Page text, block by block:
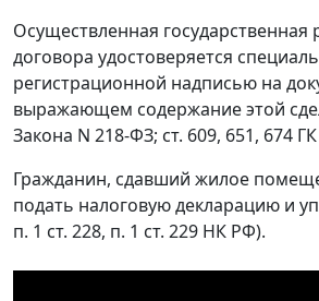
Осуществленная государственная
договора удостоверяется
регистрационной надписью на
выражающем содержание этой
Закона N 218-ФЗ; ст. 609, 651, 674
Гражданин, сдавший жилое
подать налоговую декларацию и
п. 1 ст. 228, п. 1 ст. 229 НК РФ).